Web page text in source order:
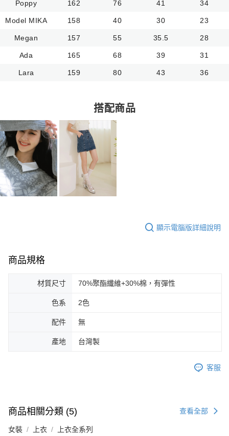
Poppy 162 76 41 34
Model MIKA 158 40 30 23
Megan 157 55 35.5 28
Ada 165 68 39 31
Lara 159 80 43 36
搭配商品
顯示電腦版詳細說明
商品規格
材質尺寸 70%聚酯纖維+30%棉，有彈性
色系 2色
配件 無
產地 台灣製
客服
商品相關分類 (5) 查看全部
女裝 上衣 上衣全系列